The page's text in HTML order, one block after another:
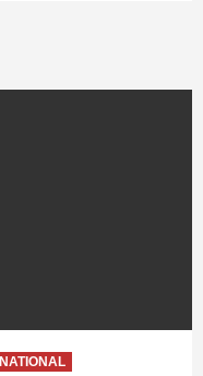
NATIONAL